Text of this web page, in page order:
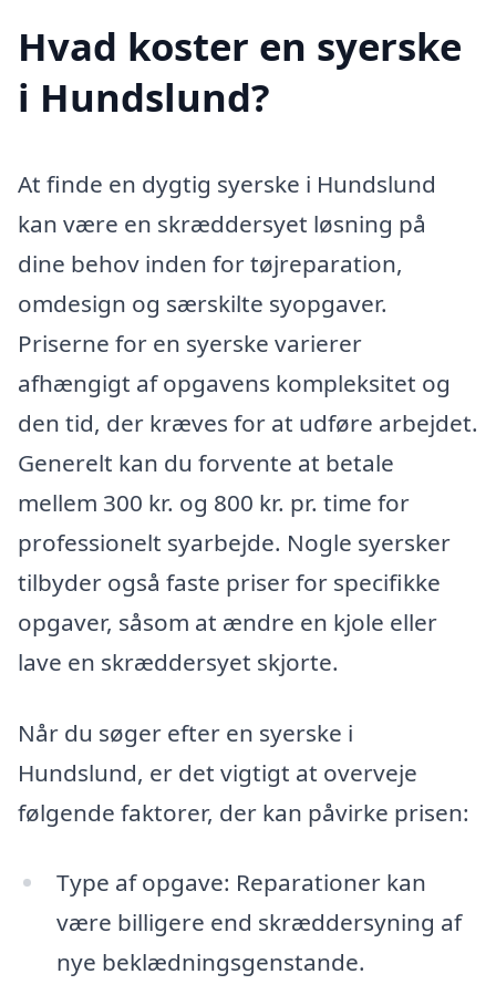
Hvad koster en syerske
i Hundslund?
At finde en dygtig syerske i Hundslund
kan være en skræddersyet løsning på
dine behov inden for tøjreparation,
omdesign og særskilte syopgaver.
Priserne for en syerske varierer
afhængigt af opgavens kompleksitet og
den tid, der kræves for at udføre arbejdet.
Generelt kan du forvente at betale
mellem 300 kr. og 800 kr. pr. time for
professionelt syarbejde. Nogle syersker
tilbyder også faste priser for specifikke
opgaver, såsom at ændre en kjole eller
lave en skræddersyet skjorte.
Når du søger efter en syerske i
Hundslund, er det vigtigt at overveje
følgende faktorer, der kan påvirke prisen:
Type af opgave: Reparationer kan
være billigere end skræddersyning af
nye beklædningsgenstande.